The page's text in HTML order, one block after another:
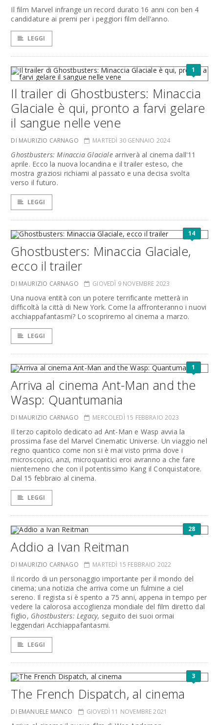
Il film Marvel infrange un record durato 16 anni con ben 4
candidature ai premi per i peggiori film dell'anno.
LEGGI
1
Il trailer di Ghostbusters: Minaccia
Glaciale è qui, pronto a farvi gelare
il sangue nelle vene
DI MAURIZIO CARNAGO MARTEDÌ 30 GENNAIO 2024
Ghostbusters: Minaccia Glacialearriverà al cinema dall'11
aprile. Ecco la nuova locandina e il trailer esteso, che
mostra graziosi richiami al passato e una decisa svolta
verso il futuro.
LEGGI
14
Ghostbusters: Minaccia Glaciale,
ecco il trailer
DI MAURIZIO CARNAGO GIOVEDÌ 9 NOVEMBRE 2023
Una nuova entità con un potere terrificante metterà in
difficoltà la città di New York. Come la affronteranno i nuovi
acchiappafantasmi? Lo scopriremo al cinema a marzo.
LEGGI
1
Arriva al cinema Ant-Man and the
Wasp: Quantumania
DI MAURIZIO CARNAGO MERCOLEDÌ 15 FEBBRAIO 2023
Il terzo capitolo dedicato ad Ant-Man e Wasp avvia la
prossima fase del Marvel Cinematic Universe. Un viaggio nel
regno quantico come non si è mai visto prima dove i
microscopici, anzi, microquantici eroi avranno a che fare
nientemeno che con il potentissimo Kang il Conquistatore.
Dal 15 febbraio al cinema.
LEGGI
28
Addio a Ivan Reitman
DI MAURIZIO CARNAGO MARTEDÌ 15 FEBBRAIO 2022
Il ricordo di un personaggio importante per il mondo del
cinema; una notizia che arriva come un fulmine a ciel
sereno. Il regista si è spento a 75 anni, appena in tempo per
vedere la calorosa accoglienza mondiale del film diretto dal
figlio, Ghostbusters: Legacy, seguito dei suoi ormai
leggendari Acchiappafantasmi.
LEGGI
3
The French Dispatch, al cinema
DI EMANUELE MANCO GIOVEDÌ 11 NOVEMBRE 2021